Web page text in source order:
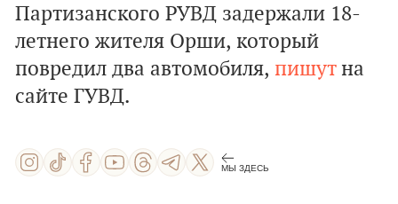
Партизанского РУВД задержали 18-
летнего жителя Орши, который
повредил два автомобиля, пишутна
сайте ГУВД.
МЫ ЗДЕСЬ